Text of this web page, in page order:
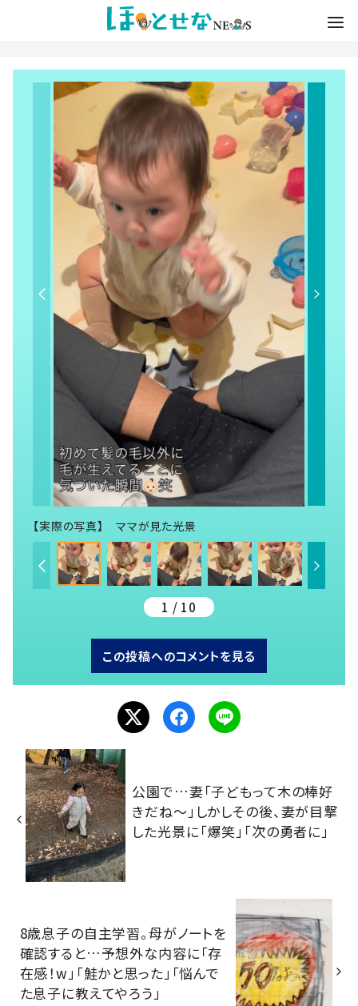
【実際の写真】 ママが見た光景
1 / 10
この投稿へのコメントを見る
公園で…妻「子どもって木の棒好
きだね～」しかしその後、妻が目撃
した光景に「爆笑」「次の勇者に」
8歳息子の自主学習。母がノートを
確認すると…予想外な内容に「存
在感！w」「鮭かと思った」「悩んで
た息子に教えてやろう」